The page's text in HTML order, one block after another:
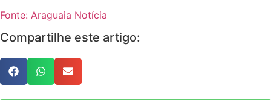
Fonte: Araguaia Notícia
Compartilhe este artigo: